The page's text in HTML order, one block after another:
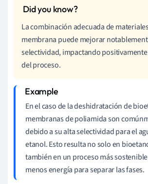
La combinación adecuada de
membrana puede mejorar
selectividad, impactando
del proceso.
En el caso de la deshidratación de
membranas de poliamida son
debido a su alta selectividad para el
etanol. Esto resulta no solo en
también en un proceso más
menos energía para separar las fases.